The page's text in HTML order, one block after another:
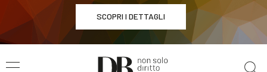
SCOPRI I DETTAGLI
WEBINAR / 29 settembre